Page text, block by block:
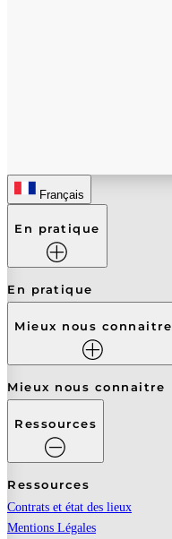
Français
En pratique
En pratique
Mieux nous connaitre
Mieux nous connaitre
Ressources
Ressources
Contrats et état des lieux
Mentions Légales